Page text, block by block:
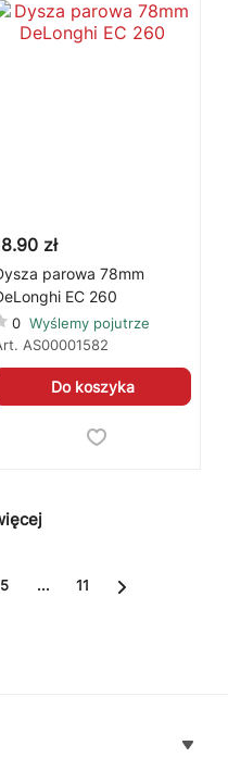
zł
parowa 78mm
EC 260
0 Wyślemy pojutrze
AS00001582
Do koszyka
5 ... 11